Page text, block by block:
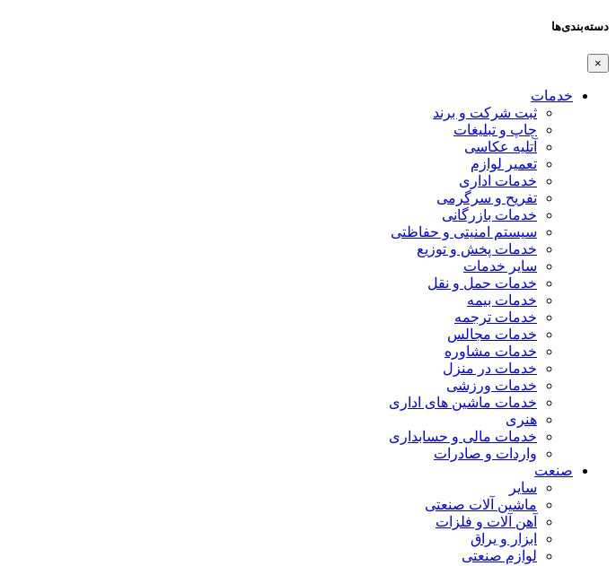
دسته‌بندی‌ها
×
خدمات
ثبت شرکت و برند
چاپ و تبلیغات
آتلیه عکاسی
تعمیر لوازم
خدمات اداری
تفریح و سرگرمی
خدمات بازرگانی
سیستم امنیتی و حفاظتی
خدمات پخش و توزیع
سایر خدمات
خدمات حمل و نقل
خدمات بیمه
خدمات ترجمه
خدمات مجالس
خدمات مشاوره
خدمات در منزل
خدمات ورزشی
خدمات ماشین های اداری
هنری
خدمات مالی و حسابداری
واردات و صادرات
صنعت
سایر
ماشین آلات صنعتی
آهن آلات و فلزات
ابزار و یراق
لوازم صنعتی